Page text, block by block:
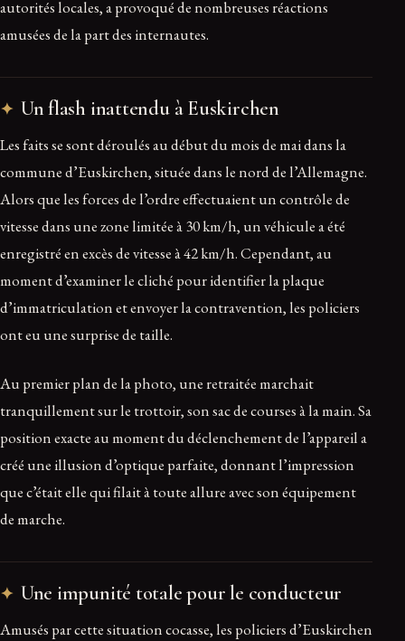
autorités locales, a provoqué de nombreuses réactions
amusées de la part des internautes.
Un flash inattendu à Euskirchen
Les faits se sont déroulés au début du mois de mai dans la
commune d’Euskirchen, située dans le nord de l’Allemagne.
Alors que les forces de l’ordre effectuaient un contrôle de
vitesse dans une zone limitée à 30 km/h, un véhicule a été
enregistré en excès de vitesse à 42 km/h. Cependant, au
moment d’examiner le cliché pour identifier la plaque
d’immatriculation et envoyer la contravention, les policiers
ont eu une surprise de taille.
Au premier plan de la photo, une retraitée marchait
tranquillement sur le trottoir, son sac de courses à la main. Sa
position exacte au moment du déclenchement de l’appareil a
créé une illusion d’optique parfaite, donnant l’impression
que c’était elle qui filait à toute allure avec son équipement
de marche.
Une impunité totale pour le conducteur
Amusés par cette situation cocasse, les policiers d’Euskirchen